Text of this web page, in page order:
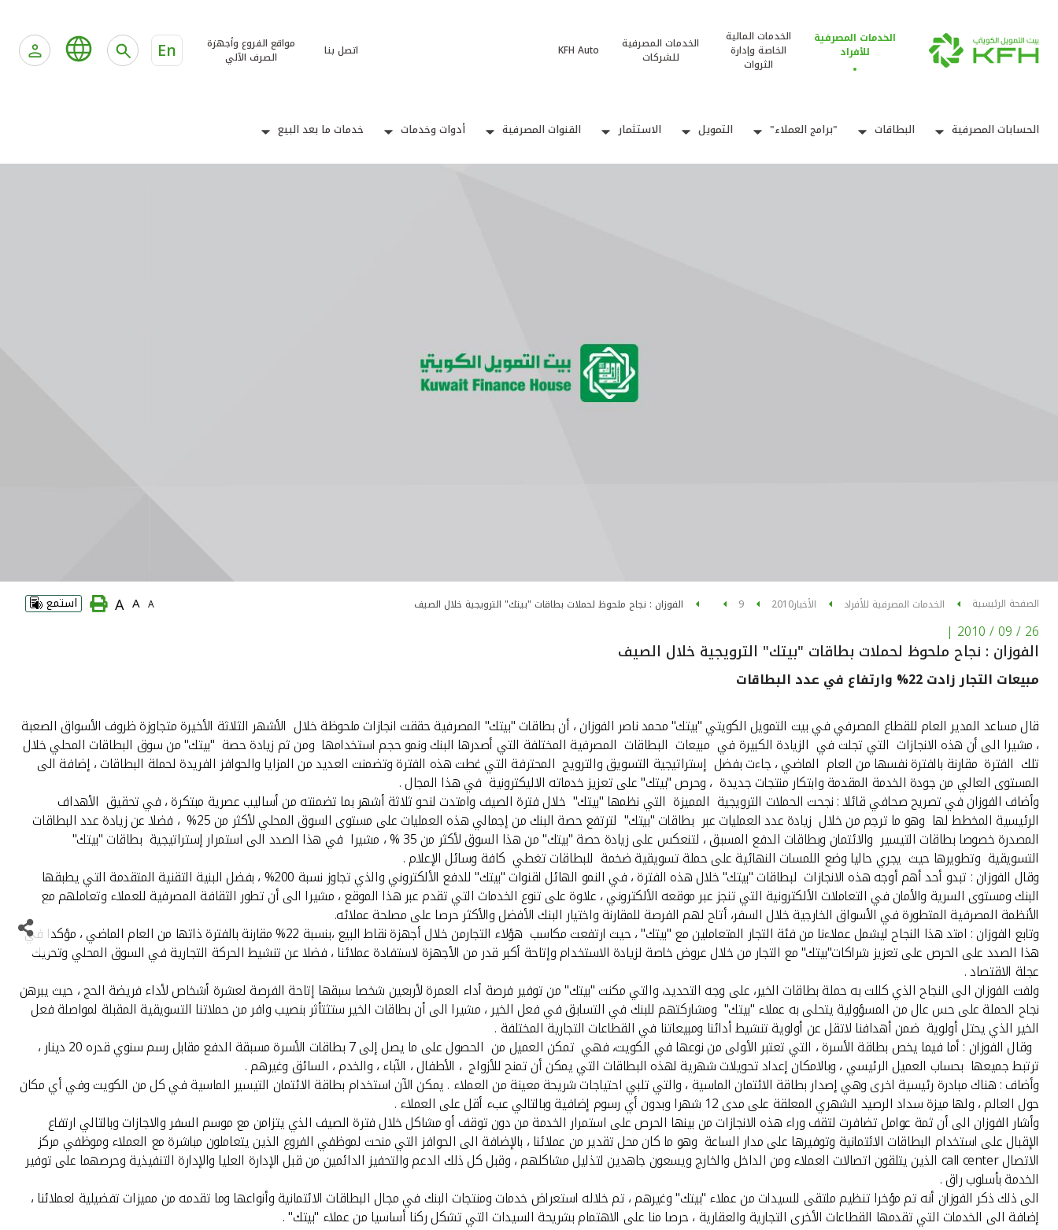
الخدمات المصرفية
للأفراد
الخدمات المالية
الخاصة وإدارة
الثروات
الخدمات المصرفية
للشركات
KFH Auto اتصل بنا
مواقع الفروع وأجهزة
الصرف الآلي
En
الحسابات المصرفية البطاقات "برامج العملاء" التمويل الاستثمار القنوات المصرفية أدوات وخدمات خدمات ما بعد البيع
الصفحة الرئيسية الخدمات المصرفية للأفراد الأخبار2010
9 الفوزان : نجاح ملحوظ لحملات بطاقات "بيتك" الترويجية خلال الصيف A
A
A استمع
26 / 09 / 2010
|
الفوزان : نجاح ملحوظ لحملات بطاقات "بيتك" الترويجية خلال الصيف
مبيعات التجار زادت 22% وارتفاع في عدد البطاقات
قال مساعد المدير العام للقطاع المصرفي في بيت التمويل الكويتي "بيتك" محمد ناصر الفوزان ، أن بطاقات "بيتك" المصرفية حققت انجازات ملحوظة خلال الأشهر الثلاثة الأخيرة متجاوزة ظروف الأسواق الصعبة
، مشيرا الى أن هذه الانجازات التي تجلت في الزيادة الكبيرة في مبيعات البطاقات المصرفية المختلفة التي أصدرها البنك ونمو حجم استخدامها ومن ثم زيادة حصة "بيتك" من سوق البطاقات المحلي خلال
تلك الفترة مقارنة بالفترة نفسها من العام الماضي ، جاءت بفضل إستراتيجية التسويق والترويج المحترفة التي غطت هذه الفترة وتضمنت العديد من المزايا والحوافز الفريدة لحملة البطاقات ، إضافة الى
المستوى العالي من جودة الخدمة المقدمة وابتكار منتجات جديدة ، وحرص "بيتك" على تعزيز خدماته الاليكترونية في هذا المجال .
وأضاف الفوزان في تصريح صحافي قائلا : نجحت الحملات الترويجية المميزة التي نظمها "بيتك" خلال فترة الصيف وامتدت لنحو ثلاثة أشهر بما تضمنته من أساليب عصرية مبتكرة ، في تحقيق الأهداف
الرئيسية المخطط لها وهو ما ترجم من خلال زيادة عدد العمليات عبر بطاقات "بيتك" لترتفع حصة البنك من إجمالي هذه العمليات على مستوى السوق المحلي لأكثر من 25% ، فضلا عن زيادة عدد البطاقات
المصدرة خصوصا بطاقات التيسير والائتمان وبطاقات الدفع المسبق ، لتنعكس على زيادة حصة "بيتك" من هذا السوق لأكثر من 35 % ، مشيرا في هذا الصدد الى استمرار إستراتيجية بطاقات "بيتك"
التسويقية وتطويرها حيث يجري حاليا وضع اللمسات النهائية على حملة تسويقية ضخمة للبطاقات تغطي كافة وسائل الإعلام .
وقال الفوزان : تبدو أحد أهم أوجه هذه الانجازات لبطاقات "بيتك" خلال هذه الفترة ، في النمو الهائل لقنوات "بيتك" للدفع الألكتروني والذي تجاوز نسبة 200% ، بفضل البنية التقنية المتقدمة التي يطبقها
البنك ومستوى السرية والأمان في التعاملات الألكترونية التي تنجز عبر موقعه الألكتروني ، علاوة على تنوع الخدمات التي تقدم عبر هذا الموقع ، مشيرا الى أن تطور الثقافة المصرفية للعملاء وتعاملهم مع
الأنظمة المصرفية المتطورة في الأسواق الخارجية خلال السفر، أتاح لهم الفرصة للمقارنة واختيار البنك الأفضل والأكثر حرصا على مصلحة عملائه.
وتابع الفوزان : امتد هذا النجاح ليشمل عملاءنا من فئة التجار المتعاملين مع "بيتك" ، حيث ارتفعت مكاسب هؤلاء التجارمن خلال أجهزة نقاط البيع ،بنسبة 22% مقارنة بالفترة ذاتها من العام الماضي ، مؤكدا في
هذا الصدد على الحرص على تعزيز شراكات"بيتك" مع التجار من خلال عروض خاصة لزيادة الاستخدام وإتاحة أكبر قدر من الأجهزة لاستفادة عملائنا ، فضلا عن تنشيط الحركة التجارية في السوق المحلي وتحريك
عجلة الاقتصاد .
ولفت الفوزان الى النجاح الذي كللت به حملة بطاقات الخير، على وجه التحديد، والتي مكنت "بيتك" من توفير فرصة أداء العمرة لأربعين شخصا سبقها إتاحة الفرصة لعشرة أشخاص لأداء فريضة الحج ، حيث يبرهن
نجاح الحملة على حس عال من المسؤولية يتحلى به عملاء "بيتك" ومشاركتهم للبنك في التسابق في فعل الخير ، مشيرا الى أن بطاقات الخير ستثتأثر بنصيب وافر من حملاتنا التسويقية المقبلة لمواصلة فعل
الخير الذي يحتل أولوية ضمن أهدافنا لاتقل عن أولوية تنشيط أدائنا ومبيعاتنا في القطاعات التجارية المختلفة .
وقال الفوزان : أما فيما يخص بطاقة الأسرة ، التي تعتبر الأولى من نوعها في الكويت، فهي تمكن العميل من الحصول على ما يصل إلى 7 بطاقات الأسرة مسبقة الدفع مقابل رسم سنوي قدره 20 دينار ،
ترتبط جميعها بحساب العميل الرئيسي ، وبالامكان إعداد تحويلات شهرية لهذه البطاقات التي يمكن أن تمنح للأزواج ، الأطفال ، الآباء ، والخدم ، السائق وغيرهم .
وأضاف : هناك مبادرة رئيسية اخرى وهي إصدار بطاقة الائتمان الماسية ، والتي تلبي احتياجات شريحة معينة من العملاء . يمكن الآن استخدام بطاقة الائتمان التيسير الماسية في كل من الكويت وفي أي مكان
حول العالم ، ولها ميزة سداد الرصيد الشهري المعلقة على مدى 12 شهرا وبدون أي رسوم إضافية وبالتالي عبء أقل على العملاء .
وأشار الفوزان الى أن ثمة عوامل تضافرت لتقف وراء هذه الانجازات من بينها الحرص على استمرار الخدمة من دون توقف أو مشاكل خلال فترة الصيف الذي يتزامن مع موسم السفر والاجازات وبالتالي ارتفاع
الإقبال على استخدام البطاقات الائتمانية وتوفيرها على مدار الساعة وهو ما كان محل تقدير من عملائنا ، بالإضافة الى الحوافز التي منحت لموظفي الفروع الذين يتعاملون مباشرة مع العملاء وموظفي مركز
الاتصال call center الذين يتلقون اتصالات العملاء ومن الداخل والخارج ويسعون جاهدين لتذليل مشاكلهم ، وقبل كل ذلك الدعم والتحفيز الدائمين من قبل الإدارة العليا والإدارة التنفيذية وحرصهما على توفير
الخدمة بأسلوب راق .
الى ذلك ذكر الفوزان أنه تم مؤخرا تنظيم ملتقى للسيدات من عملاء "بيتك" وغيرهم ، تم خلاله استعراض خدمات ومنتجات البنك في مجال البطاقات الائتمانية وأنواعها وما تقدمه من مميزات تفضيلية لعملائنا ،
إضافة الى الخدمات التي تقدمها القطاعات الأخرى التجارية والعقارية ، حرصا منا على الاهتمام بشريحة السيدات التي تشكل ركنا أساسيا من عملاء "بيتك" .